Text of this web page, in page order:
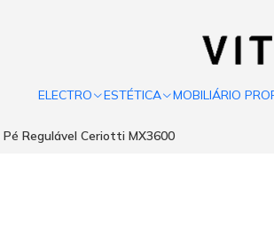
ELECTRO ESTÉTICA MOBILIÁRIO
Pé Regulável Ceriotti MX3600